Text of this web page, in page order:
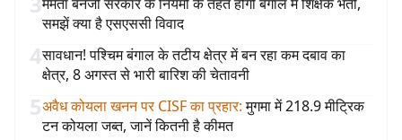
समझें क्या है एसएससी विवाद
4सावधान! पश्चिम बंगाल के तटीय क्षेत्र में बन रहा कम दबाव का
क्षेत्र, 8 अगस्त से भारी बारिश की चेतावनी
5अवैध कोयला खनन पर CISF का प्रहार: मुगमा में 218.9 मीट्रिक
टन कोयला जब्त, जानें कितनी है कीमत